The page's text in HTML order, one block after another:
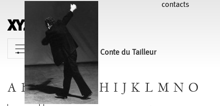
contacts
MENU
A B C D E F G H I J K L M N O
Conte du Tailleur